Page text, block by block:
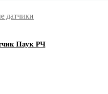
датчики
Паук РЧ